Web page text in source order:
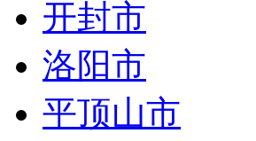
开封市
洛阳市
平顶山市